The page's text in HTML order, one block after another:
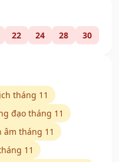
22 24 28 30
tháng 11
đạo tháng 11
âm tháng 11
11